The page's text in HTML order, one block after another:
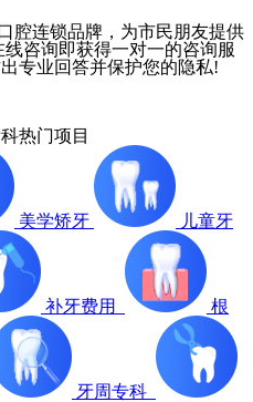
腔连锁品牌，为市民朋友提供
咨询即获得一对一的咨询服
专业回答并保护您的隐私!
热门项目
美学矫牙 儿童牙
补牙费用 根
牙周专科